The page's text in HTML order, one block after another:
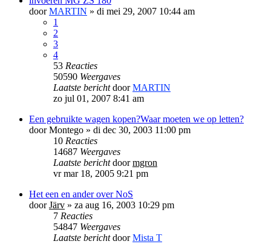
doorMARTIN » di mei 29, 2007 10:44 am
1
2
3
4
53 Reacties
50590 Weergaves
Laatste berichtdoorMARTIN
zo jul 01, 2007 8:41 am
Een gebruikte wagen kopen?Waar moeten we op letten?
doorMontego » di dec 30, 2003 11:00 pm
10 Reacties
14687 Weergaves
Laatste berichtdoormgron
vr mar 18, 2005 9:21 pm
Het een en ander over NoS
doorJärv » za aug 16, 2003 10:29 pm
7 Reacties
54847 Weergaves
Laatste berichtdoorMista T